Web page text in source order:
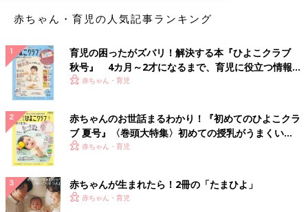
赤ちゃん・育児の人気記事ランキング
育児の困ったがズバリ！解決する本『ひよこクラブ
秋号』 4カ月～2才になるまで、育児に役立つ情報が
いっぱい！
赤ちゃん・育児
赤ちゃんのお世話まるわかり！『初めてのひよこクラ
ブ 夏号』〈巻頭大特集〉初めての授乳がうまくい
く！ おっぱい・ミルクの基本と夏のトラブル 解決テ
赤ちゃん・育児
赤ちゃんが生まれたら！2冊の「たまひよ」
赤ちゃん・育児